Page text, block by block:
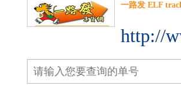
一路发 ELF
http://